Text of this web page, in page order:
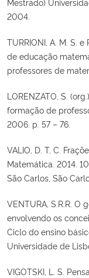
2004.
TURRIONI, A. M. S.
de educação
professores de
LORENZATO, S.
formação de
2006. p. 57 – 76.
VALIO, D. T, C.
Matemática. 2014.
São Carlos, São
VENTURA, S.R.R.
envolvendo os
Ciclo do ensino
Universidade de
VIGOTSKI, L. S.